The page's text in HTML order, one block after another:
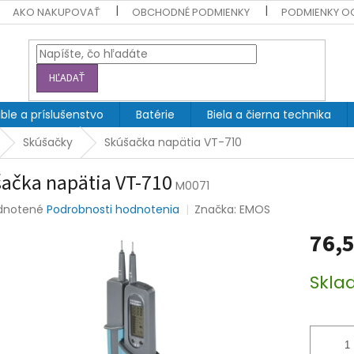
AKO NAKUPOVAŤ OBCHODNÉ PODMIENKY PODMIENKY
HĽADAŤ
a príslušenstvo Batérie Biela a čierna technika
Skúšačky Skúšačka napätia VT-710
napätia VT-710 M0071
Podrobnosti hodnotenia Značka:EMOS
cena: